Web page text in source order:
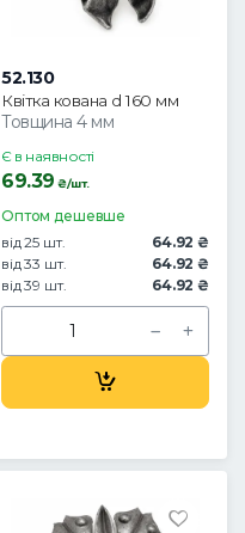
52.130
Квітка кована d 160 мм
Товщина 4 мм
Є в наявності
69.39 ₴/шт.
Оптом дешевше
від 25 шт.
64.92 ₴
від 33 шт.
64.92 ₴
від 39 шт.
64.92 ₴